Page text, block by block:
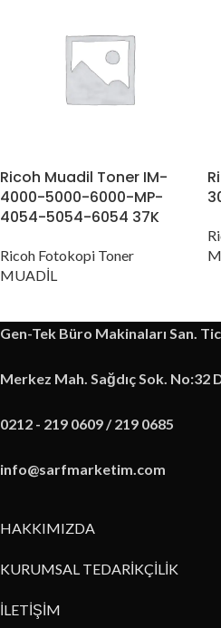
Ricoh Muadil Toner IM-
4000-5000-6000-MP-
4054-5054-6054 37K
Ricoh Fotokopi Toner
MUADİL
Gen-Tek Büro Makinaları San.
Merkez Mah. Sağdıç Sok. No:32
0212 - 219 0609 / 219 0685
info@sarfmarketim.com
HAKKIMIZDA
KURUMSAL TEDARİKÇİLİK
İLETİŞİM